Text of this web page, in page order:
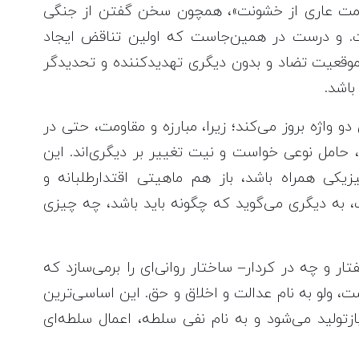
عاری از خشونت»، همچون سخن گفتن از جنگی
و درست در همین‌جاست که اولین تناقض ایجاد
تضاد و بدون دیگری تهدیدکننده و تحدیدگر
واژه بروز می‌کند؛ زیرا، مبارزه و مقاومت، حتی در
نوعی خواست و نیت تغییر بر دیگری‌اند. این
همراه باشد، باز هم ماهیتی اقتدارطلبانه و
به دیگری می‌گوید که چگونه باید باشد، چه چیزی
و چه در کردار– ساختار روانی‌ای را برمی‌سازد که
ولو به نام عدالت و اخلاق و حق. این اساسی‌ترین
می‌شود و به نام نفی سلطه، اعمال سلطه‌ای